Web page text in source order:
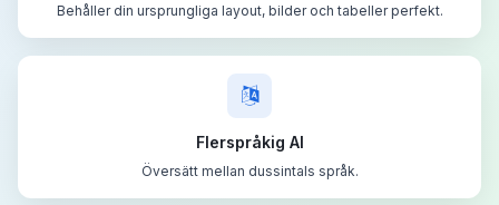
Behåller din ursprungliga layout, bilder och tabeller perfekt.
Flerspråkig AI
Översätt mellan dussintals språk.